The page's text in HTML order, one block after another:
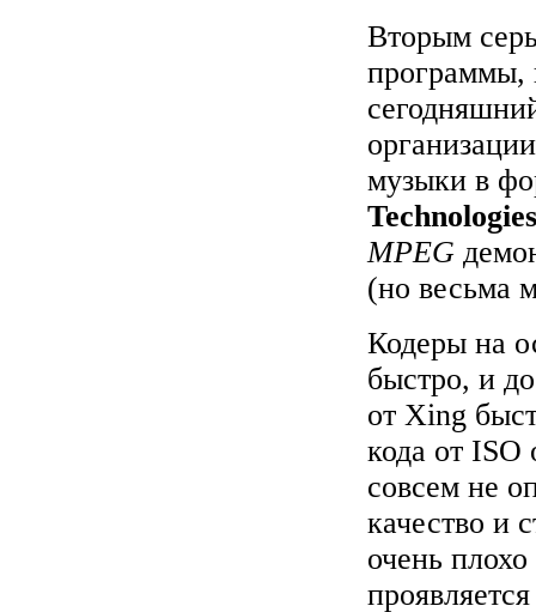
Вторым
программы,
музыки в
MPEG
(но весьма
Кодеры на
быстро, и
от Xing
кода от
совсем не
качество и
очень